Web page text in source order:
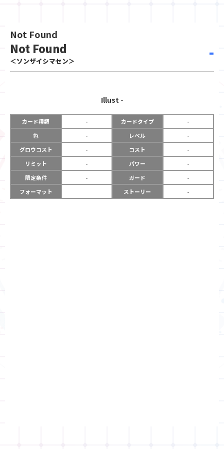
Not Found
Not Found
＜ソンザイシマセン＞ -
Illust -
カード種類 - カードタイプ
-
色
- レベル
-
グロウコスト
- コスト
-
リミット
- パワー
-
限定条件
- ガード
-
フォーマット
ストーリー -